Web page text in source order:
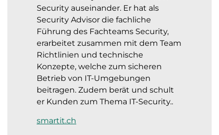
Security auseinander. Er hat als
Security Advisor die fachliche
Führung des Fachteams Security,
erarbeitet zusammen mit dem Team
Richtlinien und technische
Konzepte, welche zum sicheren
Betrieb von IT-Umgebungen
beitragen. Zudem berät und schult
er Kunden zum Thema IT-Security..
smartit.ch